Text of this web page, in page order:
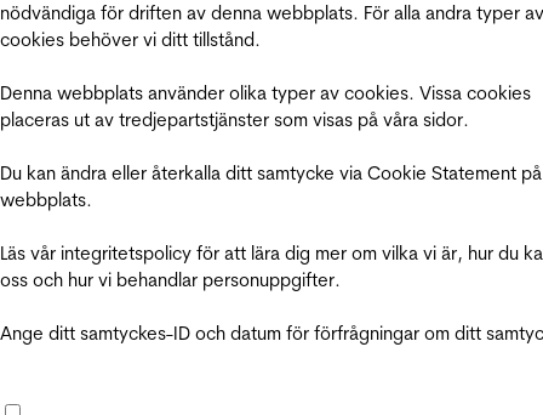
nödvändiga för driften av denna webbplats. För alla andra typer av
cookies behöver vi ditt tillstånd.
Denna webbplats använder olika typer av cookies. Vissa cookies
placeras ut av tredjepartstjänster som visas på våra sidor.
Du kan ändra eller återkalla ditt samtycke via Cookie Statement
webbplats.
Läs vår integritetspolicy för att lära dig mer om vilka vi är, hur du
oss och hur vi behandlar personuppgifter.
Ange ditt samtyckes-ID och datum för förfrågningar om ditt